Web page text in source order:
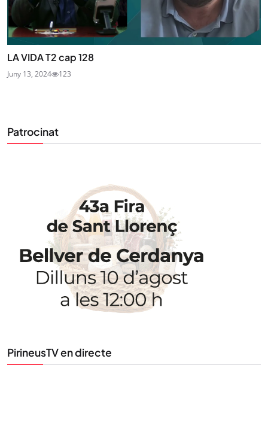
LA VIDA T2 cap 128
Juny 13, 2024 123
Patrocinat
PirineusTV en directe